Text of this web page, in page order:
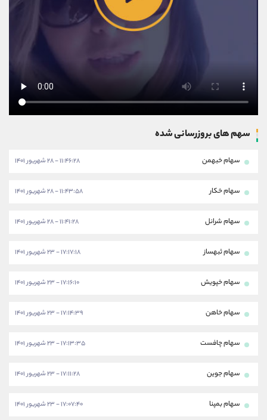
سهم های بروزرسانی شده
سهام خبهمن ۱۱:۴۶:۲۸ - ۲۸ شهریور ۱۴۰۱
سهام خکار ۱۱:۴۳:۵۸ - ۲۸ شهریور ۱۴۰۱
سهام شرانل ۱۱:۴۱:۲۸ - ۲۸ شهریور ۱۴۰۱
سهام ثبهساز ۱۷:۱۷:۱۸ - ۲۳ شهریور ۱۴۰۱
سهام خپویش ۱۷:۱۶:۱۰ - ۲۳ شهریور ۱۴۰۱
سهام خاهن ۱۷:۱۴:۳۹ - ۲۳ شهریور ۱۴۰۱
سهام چافست ۱۷:۱۳:۳۵ - ۲۳ شهریور ۱۴۰۱
سهام جوین ۱۷:۱۱:۲۸ - ۲۳ شهریور ۱۴۰۱
سهام بمپنا ۱۷:۰۷:۴۰ - ۲۳ شهریور ۱۴۰۱